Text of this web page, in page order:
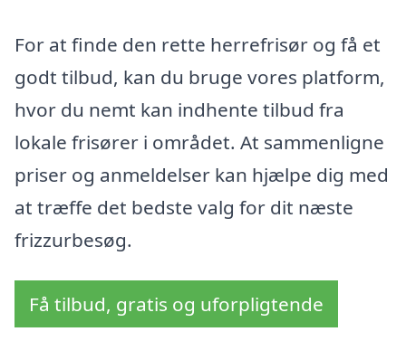
For at finde den rette herrefrisør og få et
godt tilbud, kan du bruge vores platform,
hvor du nemt kan indhente tilbud fra
lokale frisører i området. At sammenligne
priser og anmeldelser kan hjælpe dig med
at træffe det bedste valg for dit næste
frizzurbesøg.
Få tilbud, gratis og uforpligtende